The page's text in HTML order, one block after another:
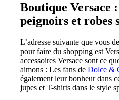
Boutique Versace
peignoirs et robes
L’adresse suivante que vous
pour faire du shopping est
accessoires Versace sont ce
aimons : Les fans deDolce &
également leur bonheur dans
jupes et T-shirts dans le style